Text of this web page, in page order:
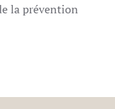
la prévention